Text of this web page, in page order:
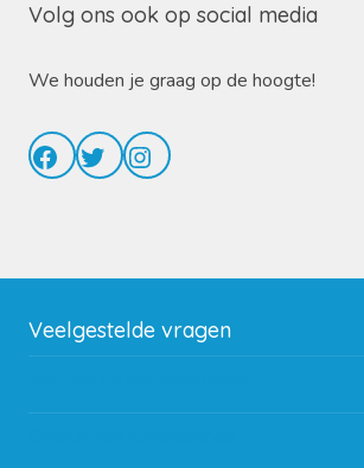
Volg ons ook op social media
We houden je graag op de hoogte!
Facebook
TwitterInstagram
Veelgestelde vragen